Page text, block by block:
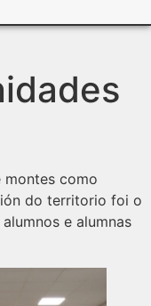
montes como
do territorio foi o
e alumnas